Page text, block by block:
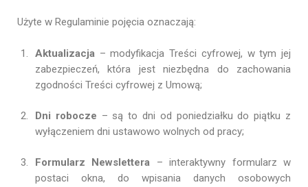
Użyte w Regulaminie pojęcia oznaczają:
Aktualizacja – modyfikacja Treści cyfrowej, w tym jej
zabezpieczeń, która jest niezbędna do zachowania
zgodności Treści cyfrowej z Umową;
Dni robocze – są to dni od poniedziałku do piątku z
wyłączeniem dni ustawowo wolnych od pracy;
Formularz Newslettera – interaktywny formularz w
postaci okna, do wpisania danych osobowych